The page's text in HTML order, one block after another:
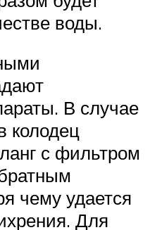
воды.
В случае
колодец
с фильтром
чему удается
Для